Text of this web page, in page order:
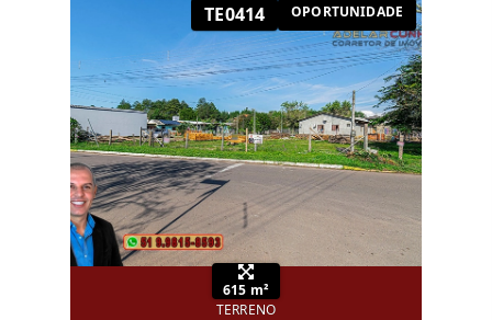
TE0414 OPORTUNIDADE
615 m²
TERRENO